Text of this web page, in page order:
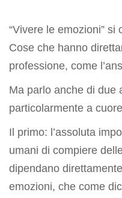
“Vivere le emozioni”
Cose che hanno
professione, come
Ma parlo anche di due
particolarmente a
Il primo: l’assoluta
umani di compiere
dipendano
emozioni, che come